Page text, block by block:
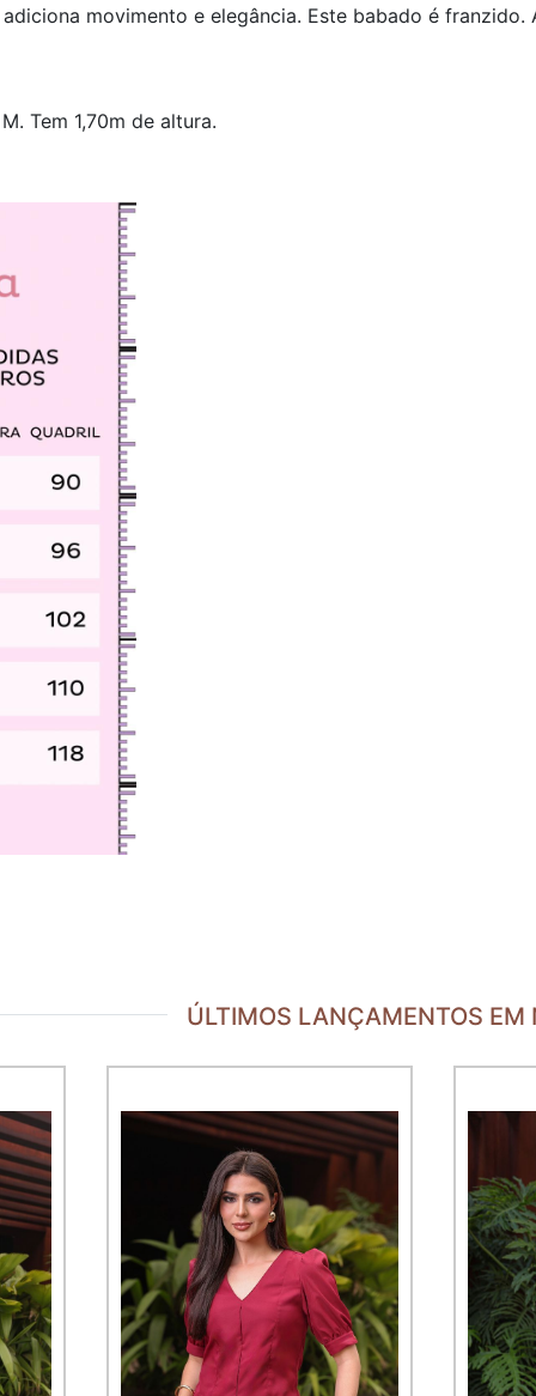
movimento e elegância. Este babado é franzido.
Tem 1,70m de altura.
ÚLTIMOS LANÇAMENTOS EM